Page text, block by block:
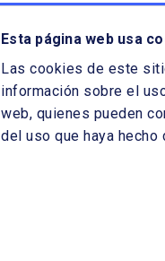
Esta página web usa
Las cookies de este
información sobre el
web, quienes pueden
del uso que haya